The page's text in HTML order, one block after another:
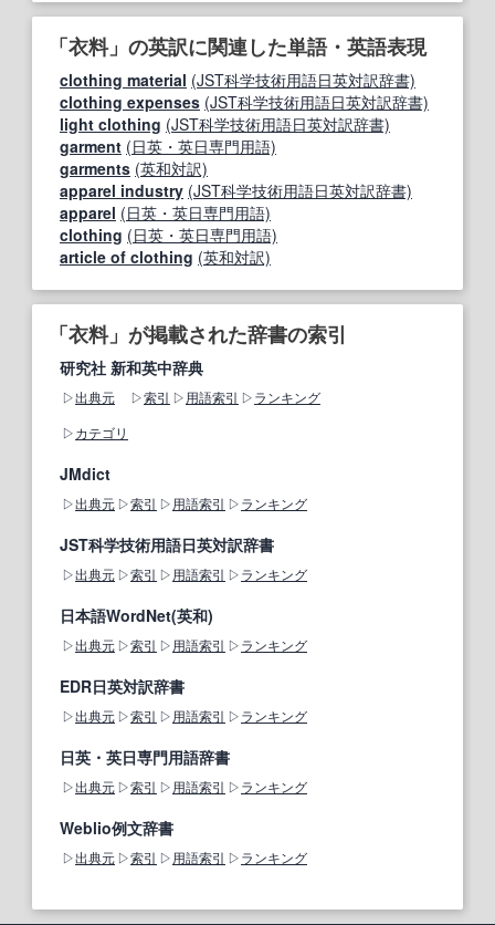
「衣料」の英訳に関連した単語・英語表現
clothing material (JST科学技術用語日英対訳辞書)
clothing expenses (JST科学技術用語日英対訳辞書)
light clothing (JST科学技術用語日英対訳辞書)
garment (日英・英日専門用語)
garments (英和対訳)
apparel industry (JST科学技術用語日英対訳辞書)
apparel (日英・英日専門用語)
clothing (日英・英日専門用語)
article of clothing (英和対訳)
「衣料」が掲載された辞書の索引
研究社 新和英中辞典
出典元 索引 用語索引
ランキング
カテゴリ
JMdict
出典元 索引 用語索引 ランキング
JST科学技術用語日英対訳辞書
出典元 索引 用語索引 ランキング
日本語WordNet(英和)
出典元 索引 用語索引 ランキング
EDR日英対訳辞書
出典元 索引 用語索引 ランキング
日英・英日専門用語辞書
出典元 索引 用語索引 ランキング
Weblio例文辞書
出典元 索引 用語索引 ランキング